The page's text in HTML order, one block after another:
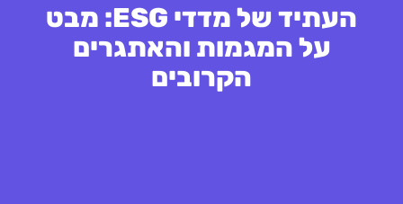
העתיד של מדדי ESG: מבט
על המגמות והאתגרים
הקרובים